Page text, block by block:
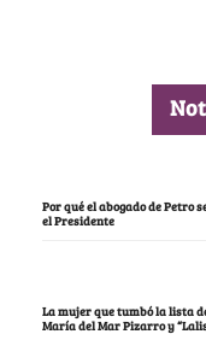
Por qué el abogado de Petro
el Presidente
La mujer que tumbó la lista
María del Mar Pizarro y